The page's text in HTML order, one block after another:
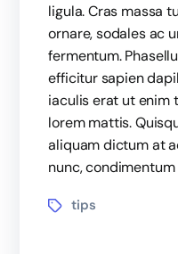
ligula. Cras massa
ornare, sodales ac
fermentum.
efficitur sapien
iaculis erat ut enim
lorem mattis.
aliquam dictum at
nunc, condimentum
tips